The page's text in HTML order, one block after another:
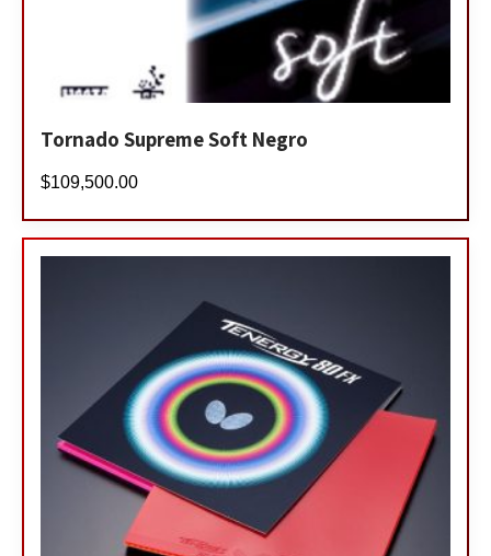
Tornado Supreme Soft Negro
$109,500.00